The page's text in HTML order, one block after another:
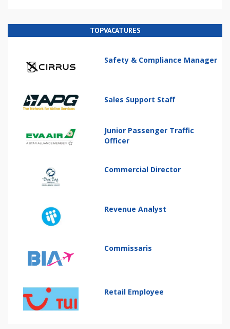
TOPVACATURES
Safety & Compliance Manager
Sales Support Staff
Junior Passenger Traffic
Officer
Commercial Director
Revenue Analyst
Commissaris
Retail Employee